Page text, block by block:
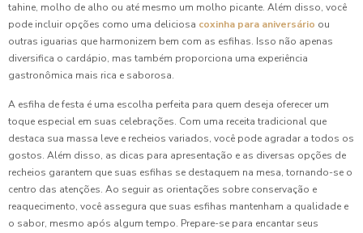
tahine, molho de alho ou até mesmo um molho picante. Além disso, você
pode incluir opções como uma deliciosa coxinha para aniversário ou
outras iguarias que harmonizem bem com as esfihas. Isso não apenas
diversifica o cardápio, mas também proporciona uma experiência
gastronômica mais rica e saborosa.
A esfiha de festa é uma escolha perfeita para quem deseja oferecer um
toque especial em suas celebrações. Com uma receita tradicional que
destaca sua massa leve e recheios variados, você pode agradar a todos os
gostos. Além disso, as dicas para apresentação e as diversas opções de
recheios garantem que suas esfihas se destaquem na mesa, tornando-se o
centro das atenções. Ao seguir as orientações sobre conservação e
reaquecimento, você assegura que suas esfihas mantenham a qualidade e
o sabor, mesmo após algum tempo. Prepare-se para encantar seus